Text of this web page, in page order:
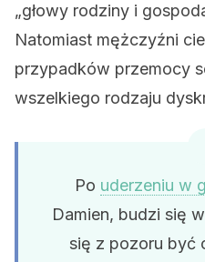
„głowy rodziny i
Natomiast mężczyźni
przypadków przemocy
wszelkiego rodzaju
Po uderzeniu w
Damien, budzi się
się z pozoru być